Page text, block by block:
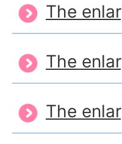
The
The
The